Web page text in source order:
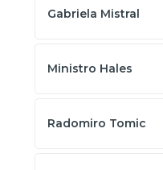
Gabriela Mistral
Ministro Hales
Radomiro Tomic